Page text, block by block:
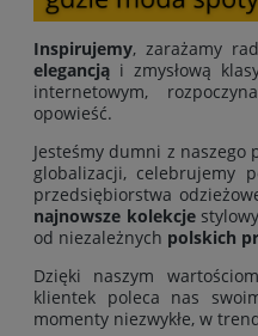
Inspirujemy, zarażamy
elegancją i zmysłową
internetowym,
opowieść.
Jesteśmy dumni z naszego
globalizacji, celebrujemy
przedsiębiorstwa
najnowsze kolekcje
od niezależnych polskich
Dzięki naszym
klientek poleca nas
momenty niezwykłe, w